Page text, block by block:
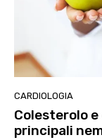
CARDIOLOGIA
Colesterolo
principali